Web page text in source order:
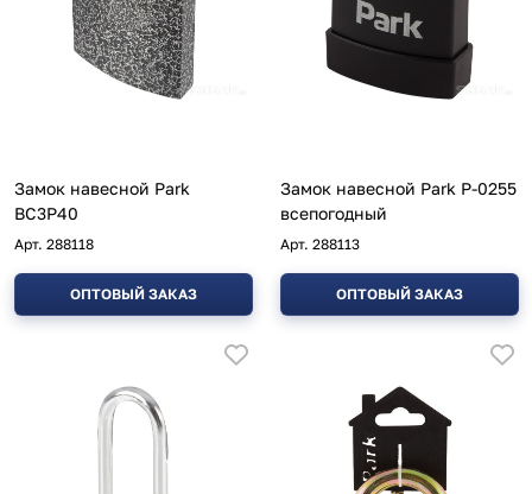
Замок навесной Park
ВС3Р40
Арт. 288118
ОПТОВЫЙ ЗАКАЗ
Замок навесной Park P-0255
всепогодный
Арт. 288113
ОПТОВЫЙ ЗАКАЗ